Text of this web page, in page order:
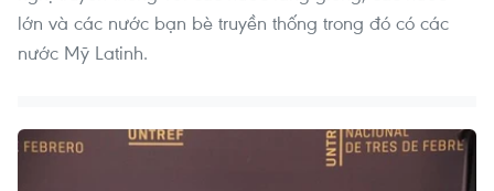
lớn và các nước bạn bè truyền thống trong đó có các
nước Mỹ Latinh.